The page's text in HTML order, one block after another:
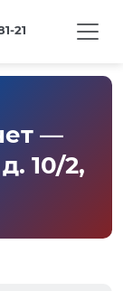
21
—
10/2,